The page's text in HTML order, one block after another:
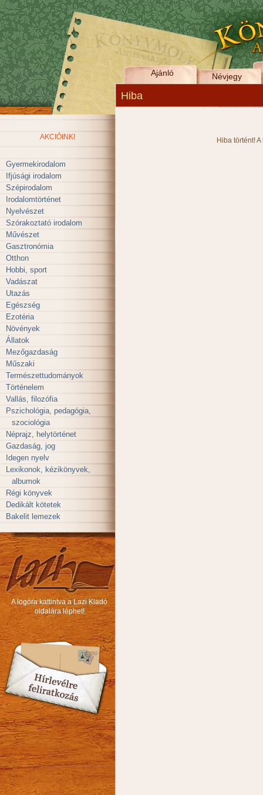
Ajánló Névjegy
Hiba
AKCIÓINK!
Gyermekirodalom
Ifjúsági irodalom
Szépirodalom
Irodalomtörténet
Nyelvészet
Szórakoztató irodalom
Művészet
Gasztronómia
Otthon
Hobbi, sport
Vadászat
Utazás
Egészség
Ezotéria
Növények
Állatok
Mezőgazdaság
Műszaki
Természettudományok
Történelem
Vallás, filozófia
Pszichológia, pedagógia,
szociológia
Néprajz, helytörténet
Gazdaság, jog
Idegen nyelv
Lexikonok, kézikönyvek,
albumok
Régi könyvek
Dedikált kötetek
Bakelit lemezek
A logóra kattintva a Lazi Kiadó
oldalára léphet!
Hiba történt!